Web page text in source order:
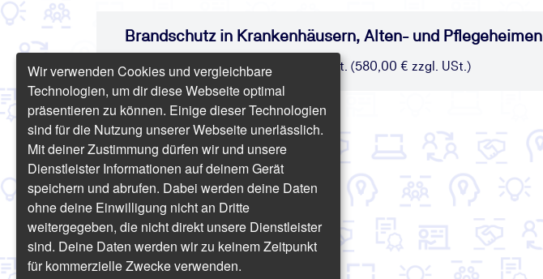
Brandschutz in Krankenhäusern, Alten- und Pflegeheimen
Präsenz | 1 Tag | ab 690,20 € inkl. USt. (580,00 € zzgl. USt.)
Wir verwenden Cookies und vergleichbare
Technologien, um dir diese Webseite optimal
präsentieren zu können. Einige dieser Technologien
sind für die Nutzung unserer Webseite unerlässlich.
Mit deiner Zustimmung dürfen wir und unsere
Dienstleister Informationen auf deinem Gerät
speichern und abrufen. Dabei werden deine Daten
ohne deine Einwilligung nicht an Dritte
weitergegeben, die nicht direkt unsere Dienstleister
sind. Deine Daten werden wir zu keinem Zeitpunkt
für kommerzielle Zwecke verwenden.